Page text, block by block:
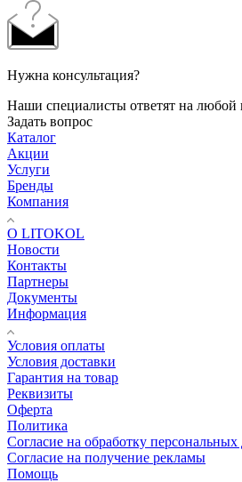
Нужна консультация?
Наши специалисты ответят на
Задать вопрос
Каталог
Акции
Услуги
Бренды
Компания
О LITOKOL
Новости
Контакты
Партнеры
Документы
Информация
Условия оплаты
Условия доставки
Гарантия на товар
Реквизиты
Оферта
Политика
Согласие на обработку
Согласие на получение рекламы
Помощь